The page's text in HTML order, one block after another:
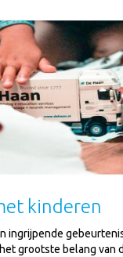
kinderen
ingrijpende
grootste belang van